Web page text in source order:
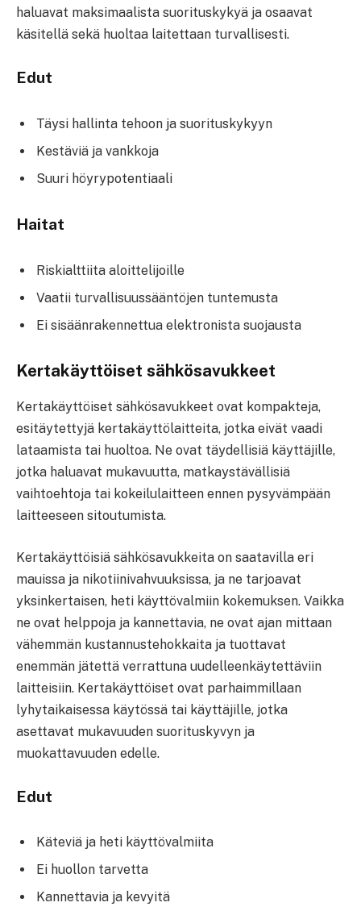
haluavat maksimaalista suorituskykyä ja osaavat
käsitellä sekä huoltaa laitettaan turvallisesti.
Edut
Täysi hallinta tehoon ja suorituskykyyn
Kestäviä ja vankkoja
Suuri höyrypotentiaali
Haitat
Riskialttiita aloittelijoille
Vaatii turvallisuussääntöjen tuntemusta
Ei sisäänrakennettua elektronista suojausta
Kertakäyttöiset sähkösavukkeet
Kertakäyttöiset sähkösavukkeet ovat kompakteja,
esitäytettyjä kertakäyttölaitteita, jotka eivät vaadi
lataamista tai huoltoa. Ne ovat täydellisiä käyttäjille,
jotka haluavat mukavuutta, matkaystävällisiä
vaihtoehtoja tai kokeilulaitteen ennen pysyvämpään
laitteeseen sitoutumista.
Kertakäyttöisiä sähkösavukkeita on saatavilla eri
mauissa ja nikotiinivahvuuksissa, ja ne tarjoavat
yksinkertaisen, heti käyttövalmiin kokemuksen. Vaikka
ne ovat helppoja ja kannettavia, ne ovat ajan mittaan
vähemmän kustannustehokkaita ja tuottavat
enemmän jätettä verrattuna uudelleenkäytettäviin
laitteisiin. Kertakäyttöiset ovat parhaimmillaan
lyhytaikaisessa käytössä tai käyttäjille, jotka
asettavat mukavuuden suorituskyvyn ja
muokattavuuden edelle.
Edut
Käteviä ja heti käyttövalmiita
Ei huollon tarvetta
Kannettavia ja kevyitä